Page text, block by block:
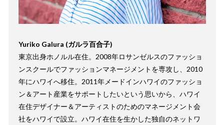
Yuriko Galura (ガルラ百合子)
東京出身ホノルル在住。2008年ロサンゼルスのファッショ
ンスクールでファッションマネージメントを専攻し、2010
年にハワイへ移住。2011年メードインハワイのファッショ
ン＆アート産業をサポートしたいという思いから、ハワイ
在住デザイナー＆アーティストのためのマネージメント会
社をハワイで設立。ハワイ在住を生かした独自のネットワ